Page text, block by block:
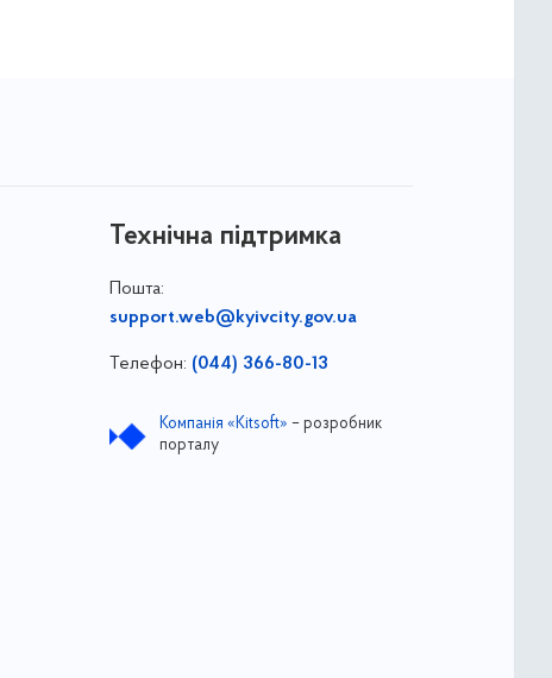
Технічна підтримка
Пошта:
support.web@kyivcity.gov.ua
Телефон: (044) 366-80-13
Компанія «Kitsoft» – розробник
порталу